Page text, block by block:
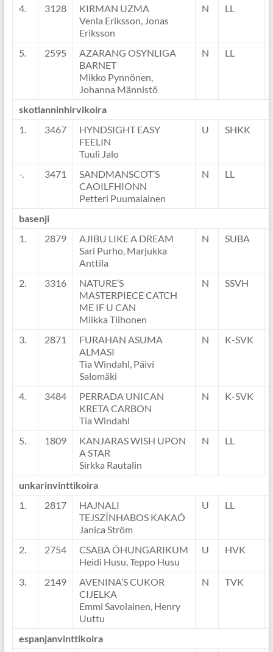
4. 3128
KIRMAN UZMA
Venla Eriksson, Jonas
Eriksson
N LL
5. 2595
AZARANG OSYNLIGA
BARNET
Mikko Pynnönen,
Johanna Männistö
N LL
skotlanninhirvikoira
1.
3467
HYNDSIGHT EASY
FEELIN
Tuuli Jalo
U SHKK
-. 3471
SANDMANSCOT’S
CAOILFHIONN
Petteri Puumalainen
N LL
basenji
1.
2879
AJIBU LIKE A DREAM
Sari Purho, Marjukka
Anttila
N SUBA
2. 3316
NATURE’S
MASTERPIECE CATCH
ME IF U CAN
Miikka Tiihonen
N SSVH
3. 2871
FURAHAN ASUMA
ALMASI
Tia Windahl, Päivi
Salomäki
N K-SVK
4. 3484
PERRADA UNICAN
KRETA CARBON
Tia Windahl
N K-SVK
5. 1809
KANJARAS WISH UPON
A STAR
Sirkka Rautalin
N LL
unkarinvinttikoira
1.
2817
HAJNALI
TEJSZÍNHABOS KAKAÓ
Janica Ström
U LL
2. 2754
CSABA ÓHUNGARIKUM
Heidi Husu, Teppo Husu
U HVK
3. 2149
AVENINA’S CUKOR
CIJELKA
Emmi Savolainen, Henry
Uuttu
N TVK
espanjanvinttikoira